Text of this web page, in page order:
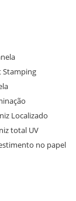
Stamping
Localizado
total UV
no papel